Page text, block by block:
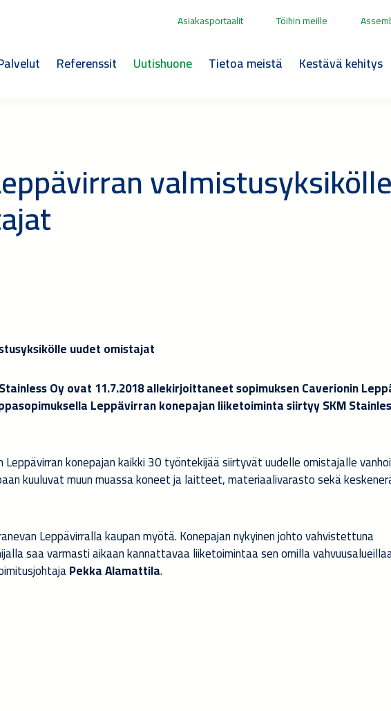
Asiakasportaalit Töihin meille
Referenssit Uutishuone Tietoa meistä Kestävä kehitys
uudet omistajat
Oy ovat 11.7.2018 allekirjoittaneet sopimuksen Caverionin
Leppävirran konepajan liiketoiminta siirtyy SKM
Leppävirran konepajan kaikki 30 työntekijää siirtyvät uudelle omistajalle
kuuluvat muun muassa koneet ja laitteet, materiaalivarasto sekä
Leppävirralla kaupan myötä. Konepajan nykyinen johto vahvistettuna
saa varmasti aikaan kannattavaa liiketoimintaa sen omilla
Pekka Alamattila.